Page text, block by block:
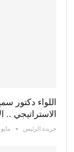
اللواء دكتور
الاستراتيجي ..
جريدة الرئيس مايو 10, 2023